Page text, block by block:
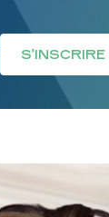
S'INSCRIRE